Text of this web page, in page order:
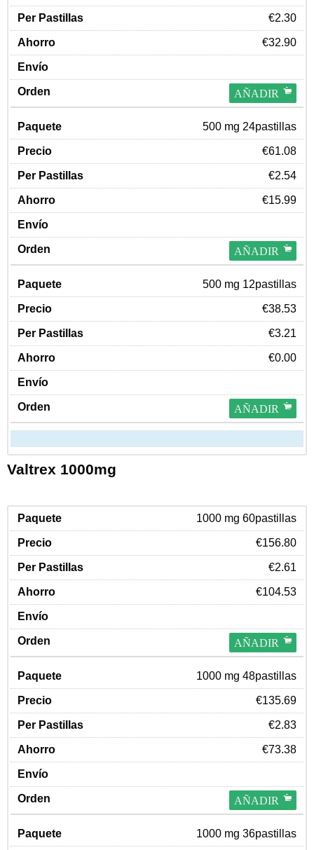
€2.30
€32.90
AÑADIR
500 mg 24pastillas
€61.08
€2.54
€15.99
AÑADIR
500 mg 12pastillas
€38.53
€3.21
€0.00
AÑADIR
Valtrex 1000mg
1000 mg 60pastillas
€156.80
€2.61
€104.53
AÑADIR
1000 mg 48pastillas
€135.69
€2.83
€73.38
AÑADIR
1000 mg 36pastillas